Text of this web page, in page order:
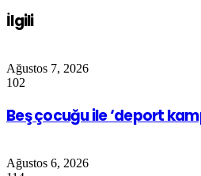
İlgili
Ağustos 7, 2026
102
Beş çocuğu ile ‘deport
Ağustos 6, 2026